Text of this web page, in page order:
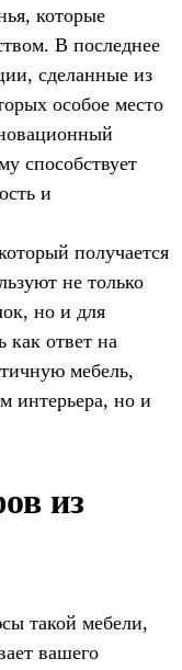
которые
В последнее
сделанные из
особое место
способствует
и
получается
не только
но и для
ответ на
мебель,
интерьера, но и
из
такой мебели,
вашего